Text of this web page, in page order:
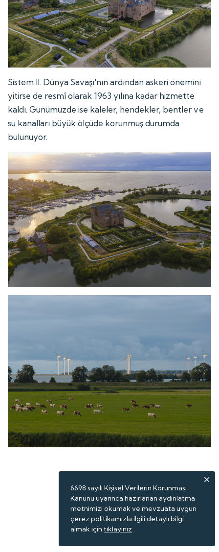
Sistem II. Dünya Savaşı'nın ardından askeri önemini
yitirse de resmî olarak 1963 yılına kadar hizmette
kaldı. Günümüzde ise kaleler, hendekler, bentler ve
su kanalları büyük ölçüde korunmuş durumda
bulunuyor.
6698 sayılı Kişisel Verilerin Korunması
Kanunu uyarınca hazırlanan aydınlatma
metnimizi okumak ve mevzuata uygun
çerez politikamızla ilgili detaylı bilgi
almak için tıklayınız .